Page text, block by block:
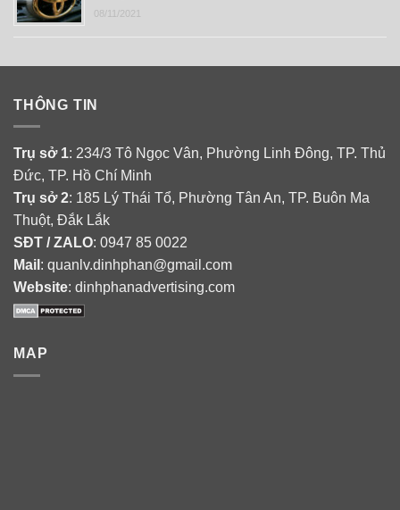
08/11/2021
THÔNG TIN
Trụ sở 1: 234/3 Tô Ngọc Vân, Phường Linh Đông, TP. Thủ
Đức, TP. Hồ Chí Minh
Trụ sở 2: 185 Lý Thái Tổ, Phường Tân An, TP. Buôn Ma
Thuột, Đắk Lắk
SĐT / ZALO: 0947 85 0022
Mail : quanlv.dinhphan@gmail.com
Website: dinhphanadvertising.com
MAP